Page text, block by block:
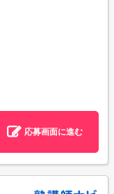
応募画面に進む